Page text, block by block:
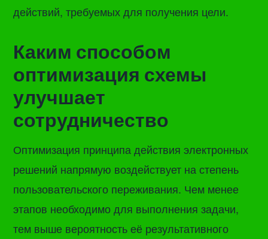
действий, требуемых для получения цели.
Каким способом
оптимизация схемы
улучшает
сотрудничество
Оптимизация принципа действия электронных
решений напрямую воздействует на степень
пользовательского переживания. Чем менее
этапов необходимо для выполнения задачи,
тем выше вероятность её результативного